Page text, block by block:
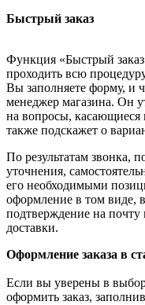
Быстрый заказ
Функция «Быстрый
проходить всю
Вы заполняете форму, и
менеджер магазина. Он
на вопросы, касающиеся
также подскажет о
По результатам звонка,
уточнения,
его необходимыми
оформление в том виде,
подтверждение на
доставки.
Оформление заказа в
Если вы уверены в
оформить заказ,